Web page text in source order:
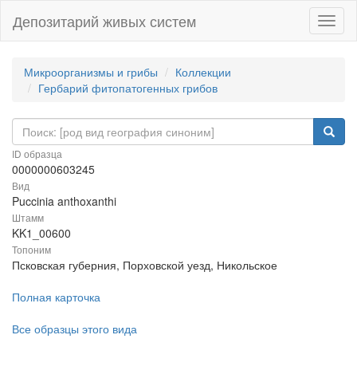
Депозитарий живых систем
Микроорганизмы и грибы
Коллекции
Гербарий фитопатогенных грибов
ID образца
0000000603245
Вид
Puccinia anthoxanthi
Штамм
KK1_00600
Топоним
Псковская губерния, Порховской уезд, Никольское
Полная карточка
Все образцы этого вида